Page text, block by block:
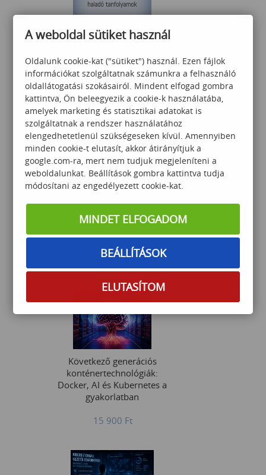
Excel középhaladó
75 000 Ft
Haladó T-SQL technikák és
lekérdezés optimalizálás
Microsoft SQL környezetben
299 000Ft
Következő generációs
konténertechnológiák:
Docker, AI és Kubernetes a
gyakorlatban
15 900 Ft
A weboldal sütiket használ
Oldalunk cookie-kat ("sütiket") használ. Ezen fájlok
információkat szolgáltatnak számunkra a felhasználó
oldallátogatási szokásairól. Mindent elfogad gombra
kattintva, Ön beleegyezik a cookie-k használatába,
amelyek marketing és statisztikai adatokat is
szolgáltatnak a rendszer használatához
elengedhetetlenül szükségeseken kívül. Amennyiben
minden cookie-t elutasít, akkor átirányítjuk a
google.com-ra, mert nem tudjuk megjeleníteni a
weboldalunkat. Beállítások gombra kattintva tudja
módosítani az engedélyezett cookie-kat.
MINDET ELFOGADOM
BEÁLLÍTÁSOK
ELUTASÍTOM